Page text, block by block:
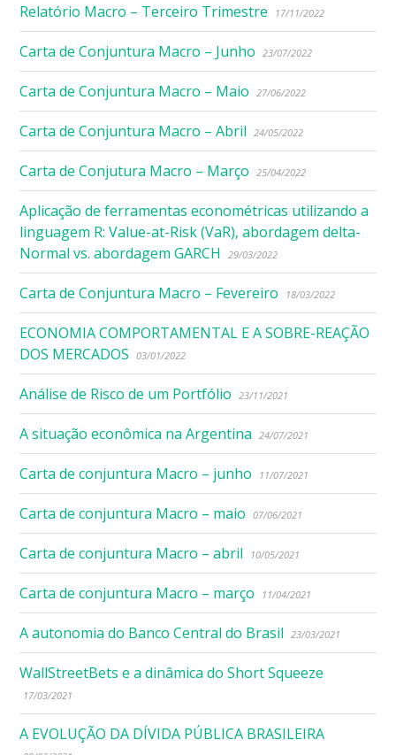
Relatório Macro – Terceiro Trimestre 17/11/2022
Carta de Conjuntura Macro – Junho 23/07/2022
Carta de Conjuntura Macro – Maio 27/06/2022
Carta de Conjuntura Macro – Abril 24/05/2022
Carta de Conjutura Macro – Março 25/04/2022
Aplicação de ferramentas econométricas utilizando a
linguagem R: Value-at-Risk (VaR), abordagem delta-
Normal vs. abordagem GARCH
29/03/2022
Carta de Conjuntura Macro – Fevereiro 18/03/2022
ECONOMIA COMPORTAMENTAL E A SOBRE-REAÇÃO
DOS MERCADOS
03/01/2022
Análise de Risco de um Portfólio 23/11/2021
A situação econômica na Argentina 24/07/2021
Carta de conjuntura Macro – junho 11/07/2021
Carta de conjuntura Macro – maio 07/06/2021
Carta de conjuntura Macro – abril 10/05/2021
Carta de conjuntura Macro – março 11/04/2021
A autonomia do Banco Central do Brasil 23/03/2021
WallStreetBets e a dinâmica do Short Squeeze
17/03/2021
A EVOLUÇÃO DA DÍVIDA PÚBLICA BRASILEIRA